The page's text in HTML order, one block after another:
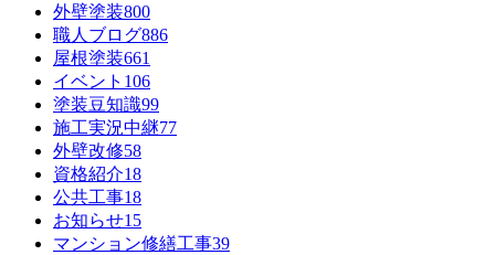
外壁塗装800
職人ブログ886
屋根塗装661
イベント 106
塗装豆知識99
施工実況中継77
外壁改修58
資格紹介18
公共工事18
お知らせ15
マンション修繕工事39